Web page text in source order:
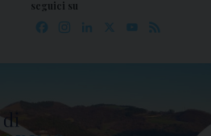
seguici su
Facebook
Instagram
LinkedIn YouTube